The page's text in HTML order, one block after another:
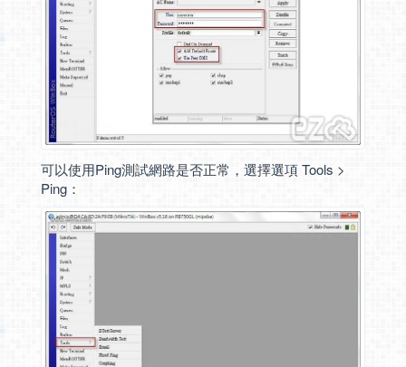
可以使用Ping測試網路是否正常，選擇選項 Tools >
Ping：